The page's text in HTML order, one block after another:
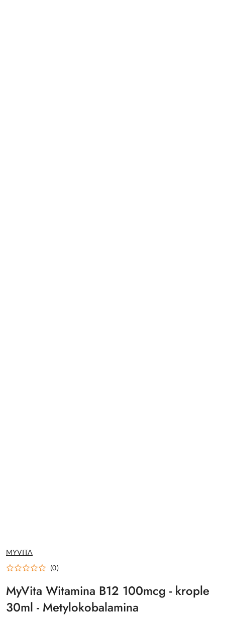
NAZWA
PRODUCENTA:
MYVITA
(0)
MyVita Witamina B12 100mcg - krople
30ml - Metylokobalamina